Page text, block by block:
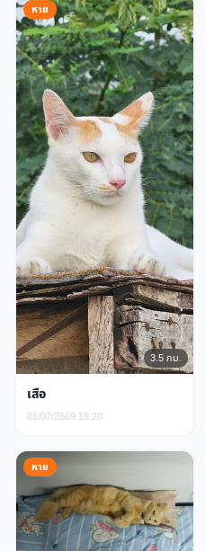
หาย
3.5 กม.
เสือ
01/07/2569 18:20
หาย